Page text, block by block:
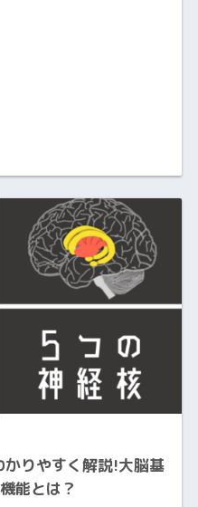
りやすく解説!大脳基
能とは？